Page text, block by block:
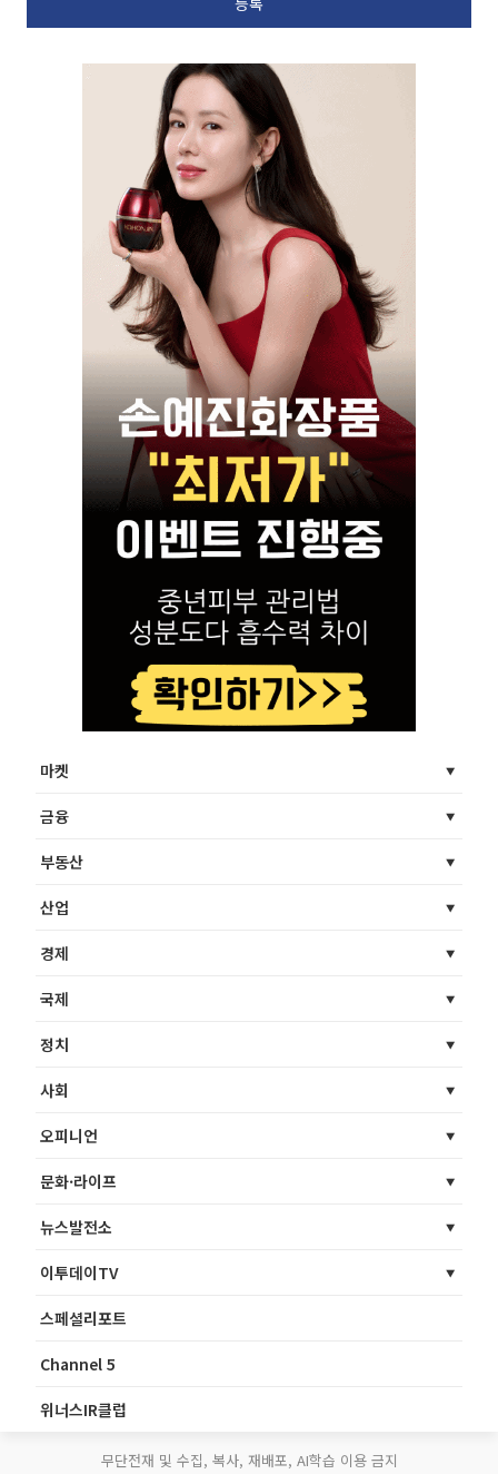
마켓
금융
부동산
산업
경제
국제
정치
사회
오피니언
문화·라이프
뉴스발전소
이투데이TV
스페셜리포트
Channel 5
위너스IR클럽
무단전재 및 수집, 복사, 재배포, AI학습 이용 금지